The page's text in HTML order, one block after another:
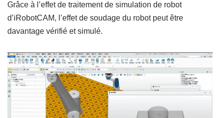
Grâce à l’effet de traitement de simulation de robot
d’iRobotCAM, l’effet de soudage du robot peut être
davantage vérifié et simulé.